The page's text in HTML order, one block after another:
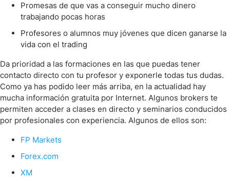
Promesas de que vas a conseguir mucho dinero
trabajando pocas horas
Profesores o alumnos muy jóvenes que dicen ganarse la
vida con el trading
Da prioridad a las formaciones en las que puedas tener
contacto directo con tu profesor y exponerle todas tus dudas.
Como ya has podido leer más arriba, en la actualidad hay
mucha información gratuita por Internet. Algunos brokers te
permiten acceder a clases en directo y seminarios conducidos
por profesionales con experiencia. Algunos de ellos son:
FP Markets
Forex.com
XM